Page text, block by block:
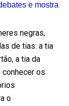
e mostra
negras,
de tias: a tia
a tia da
conhecer os
o